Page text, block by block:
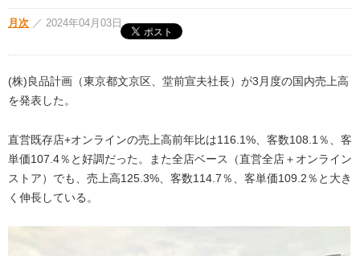
月次 ／ 2024年04月03日
(株)良品計画（東京都文京区、堂前宣夫社長）が3月度の国内売上高
を発表した。
直営既存店+オンラインの売上高前年比は116.1%、客数108.1％、客
単価107.4％と好調だった。また全店ベース（直営全店＋オンライン
ストア）でも、売上高125.3%、客数114.7％、客単価109.2％と大き
く伸長している。